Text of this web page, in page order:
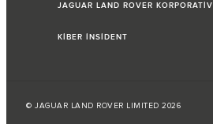
JAGUAR LAND ROVER KORPORATİV
KİBER İNSİDENT
© JAGUAR LAND ROVER LIMITED 2026